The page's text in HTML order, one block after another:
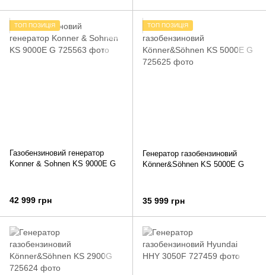
ТОП ПОЗИЦІЯ
Газобензиновий генератор
Konner & Sohnen KS 9000E G
42 999 грн
ТОП ПОЗИЦІЯ
Генератор газобензиновий
Könner&Söhnen KS 5000E G
35 999 грн